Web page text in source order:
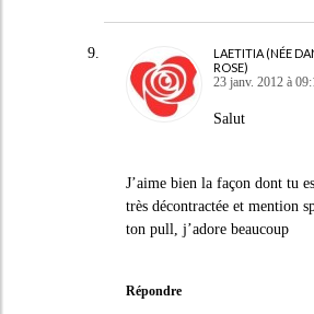
LAETITIA (NÉE
ROSE)
23 janv. 2012 à
Salut
J’aime bien la façon dont tu
très décontractée et mention
ton pull, j’adore beaucoup
Répondre